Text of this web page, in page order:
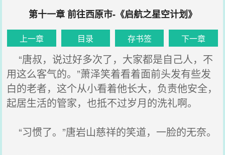
第十一章 前往西原市-《启航之星空计划》
上一章 目录 存书签 下一章
“唐叔，说过好多次了，大家都是自己人，不
用这么客气的。”萧泽笑着看着面前头发有些发
白的老者，这个从小看着他长大，负责他安全，
起居生活的管家，也抵不过岁月的洗礼啊。
“习惯了。”唐岩山慈祥的笑道，一脸的无奈。